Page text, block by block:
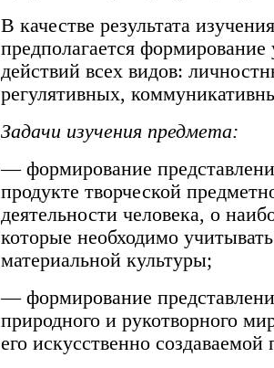
В качестве результата
предполагается
действий всех видов:
регулятивных,
Задачи изучения предмета:
— формирование
продукте творческой
деятельности человека, о
которые необходимо
материальной культуры;
— формирование
природного и рукотворного
его искусственно